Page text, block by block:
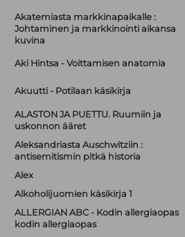
Akatemiasta markkinapaikalle :
Johtaminen ja markkinointi aikansa
kuvina
Aki Hintsa - Voittamisen anatomia
Akuutti - Potilaan käsikirja
ALASTON JA PUETTU. Ruumiin ja
uskonnon ääret
Aleksandriasta Auschwitziin :
antisemitismin pitkä historia
Alex
Alkoholijuomien käsikirja 1
ALLERGIAN ABC - Kodin allergiaopas
kodin allergiaopas